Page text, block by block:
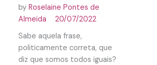
by Roselaine Pontes de
Almeida
20/07/2022
Sabe aquela frase,
politicamente correta, que
diz que somos todos iguais?